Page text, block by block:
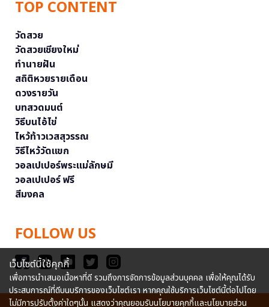
TOP CONTENT
วัดสวย
วัดสวยเชียงใหม่
ทำนายฝัน
สถิติหวยรายเดือน
ดวงรายวัน
บทสวดมนต์
วิธีบนไอ้ไข่
ไหว้ท้าวเวสสุวรรณ
วิธีไหว้วัดแขก
วอลเปเปอร์พระแม่ลักษมี
วอลเปเปอร์ ฟรี
สีมงคล
FOLLOW US
เว็บไซต์นี้ใช้คุกกี้
เพื่อการนำเสนอเนื้อหาที่ดี รวมถึงการจัดการข้อมูลส่วนบุคคล เพื่อให้คุณได้รับ
ประสบการณ์ที่ดีบนบริการของเว็บไซต์เรา หากคุณใช้บริการเว็บไซต์นี้ต่อไปโดย
ไม่มีการปรับตั้งค่าใดๆนั้น แสดงว่าคุณยอมรับนโยบายคุกกี้และนโยบายส่วน